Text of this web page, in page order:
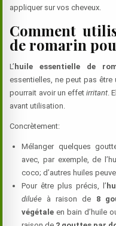
appliquer sur vos cheveux.
Comment
de romarin
L’ huile essentielle de
essentielles, ne peut pas
pourrait avoir un effetirritant.
avant utilisation.
Concrètement:
Mélanger quelques
avec, par exemple, de
coco; d’autres huiles
Pour être plus précis, l’
diluée à raison de 8
végétale en bain d’huile